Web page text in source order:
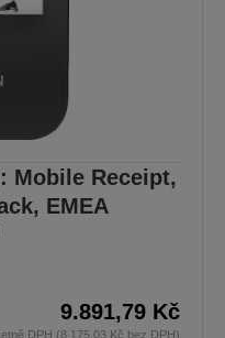
Mobile Receipt,
EMEA
9.891,79 Kč
DPH (8.175,03 Kč bez DPH)